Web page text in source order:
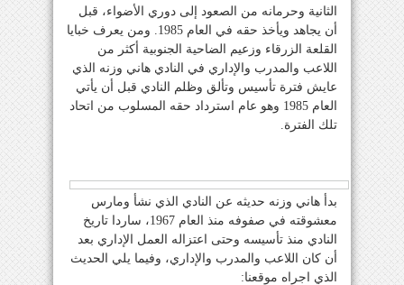
الثانية وحرمانه من الصعود إلى دوري الأضواء، قبل
أن يجاهد ويأخذ حقه في العام 1985. ومن يعرف خبايا
القلعة الزرقاء وزعيم الضاحية الجنوبية أكثر من
اللاعب والمدرب والإداري في النادي هاني وزنه الذي
عايش فترة تأسيس وتألق وظلم النادي قبل أن يأتي
العام 1985 وهو عام استرداد حقه المسلوب من اتحاد
تلك الفترة.
بدأ هاني وزنه حديثه عن النادي الذي نشأ ومارس
معشوقته في صفوفه منذ العام 1967، ساردا تاريخ
النادي منذ تأسيسه وحتى اعتزاله العمل الإداري بعد
أن كان اللاعب والمدرب والإداري، وفيما يلي الحديث
الذي اجراه موقعنا: